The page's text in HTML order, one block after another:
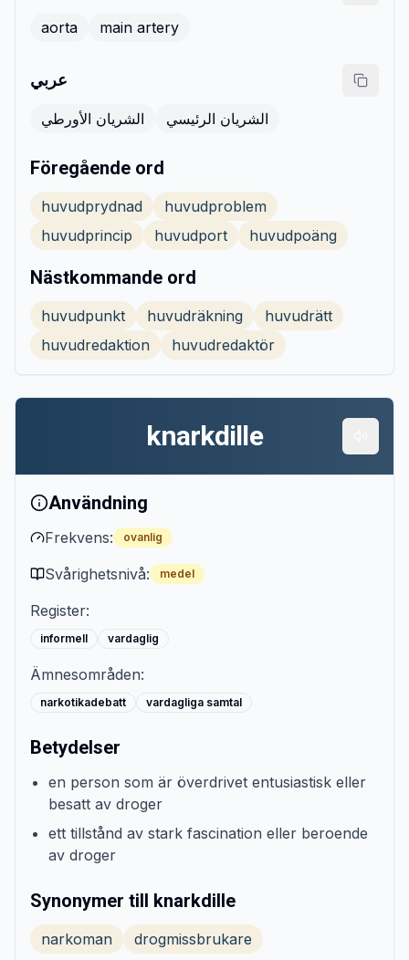
aorta main artery
عربي
الشريان الأورطي الشريان الرئيسي
Föregående ord
huvudprydnad
huvudproblem
huvudprincip
huvudport huvudpoäng
Nästkommande ord
huvudpunkt huvudräkning
huvudrätt
huvudredaktion
huvudredaktör
knarkdille
Användning
Frekvens: ovanlig
Svårighetsnivå: medel
Register:
informell vardaglig
Ämnesområden:
narkotikadebatt vardagliga samtal
Betydelser
en person som är överdrivet entusiastisk eller
besatt av droger
ett tillstånd av stark fascination eller beroende
av droger
Synonymer till knarkdille
narkoman drogmissbrukare